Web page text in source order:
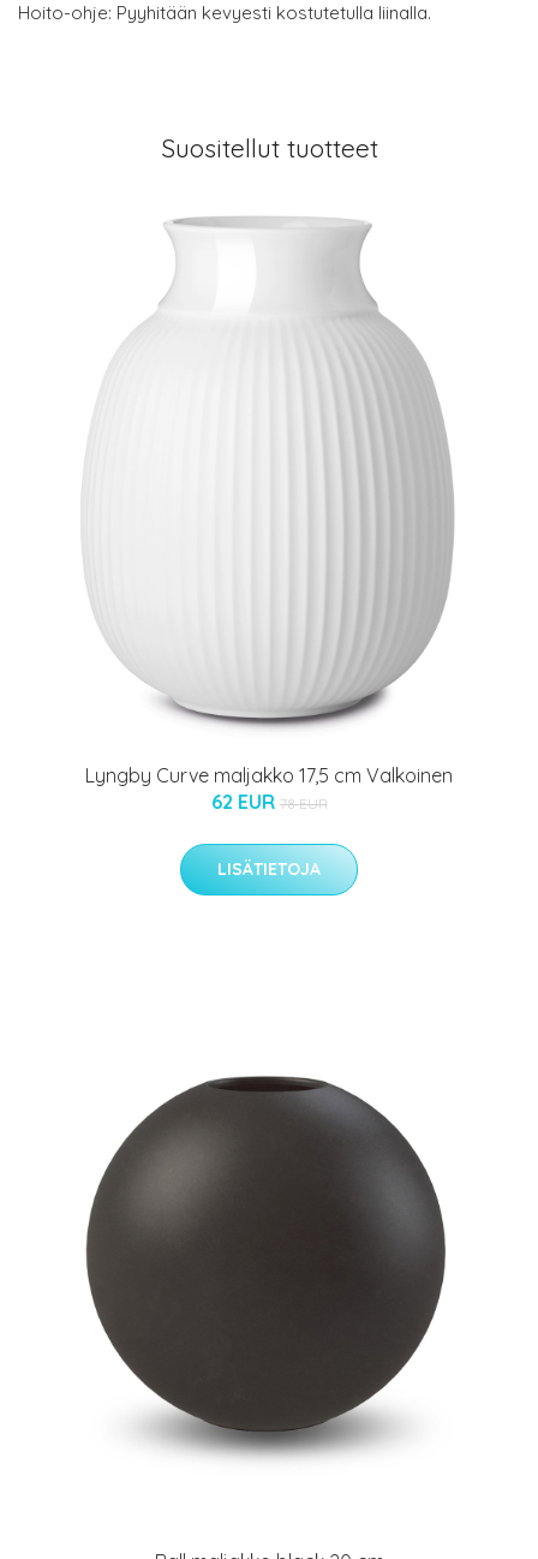
Hoito-ohje: Pyyhitään kevyesti kostutetulla liinalla.
Suositellut tuotteet
Lyngby Curve maljakko 17,5 cm Valkoinen
62 EUR 78 EUR
LISÄTIETOJA